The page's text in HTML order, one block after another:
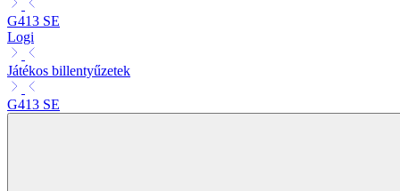
G413 SE
Logi
Játékos billentyűzetek
G413 SE